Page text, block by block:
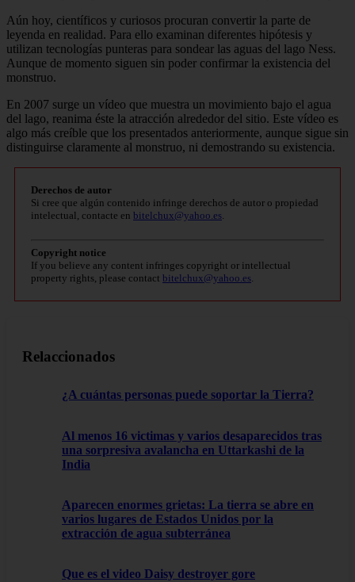
Aún hoy, científicos y curiosos procuran convertir la parte de
leyenda en realidad. Para ello examinan diferentes hipótesis y
utilizan tecnologías punteras para sondear las aguas del lago Ness.
Aunque de momento siguen sin poder confirmar la existencia del
monstruo.
En 2007 surge un vídeo que muestra un movimiento bajo el agua
del lago, reanima éste la atracción alrededor del sitio. Este vídeo es
algo más creíble que los presentados anteriormente, aunque sigue sin
distinguirse claramente al monstruo, ni demostrando su existencia.
Derechos de autor
Si cree que algún contenido infringe derechos de autor o propiedad
intelectual, contacte en bitelchux@yahoo.es
Copyright notice
If you believe any content infringes copyright or intellectual
property rights, please contact bitelchux@yahoo.es
Relaccionados
¿A cuántas personas puede soportar la Tierra?
Al menos 16 victimas y varios desaparecidos tras
una sorpresiva avalancha en Uttarkashi de la
India
Aparecen enormes grietas: La tierra se abre en
varios lugares de Estados Unidos por la
extracción de agua subterránea
Que es el video Daisy destroyer gore